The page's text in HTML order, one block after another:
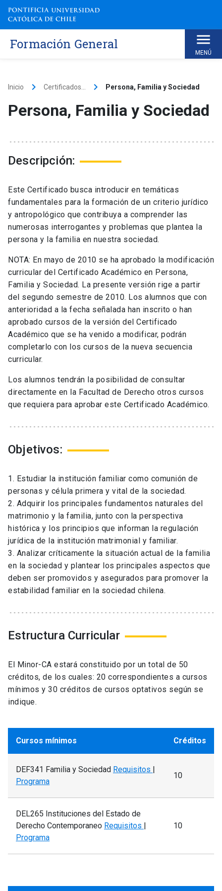
Skip
content
Formación General
MENÚ
Inicio keyboard_arrow_right Certificados... keyboard_arrow_right Persona, Familia y Sociedad
Persona, Familia y Sociedad
Descripción:
Este Certificado busca introducir en temáticas
fundamentales para la formación de un criterio jurídico
y antropológico que contribuya a comprender las
numerosas interrogantes y problemas que plantea la
persona y la familia en nuestra sociedad.
NOTA: En mayo de 2010 se ha aprobado la modificación
curricular del Certificado Académico en Persona,
Familia y Sociedad. La presente versión rige a partir
del segundo semestre de 2010. Los alumnos que con
anterioridad a la fecha señalada han inscrito o han
aprobado cursos de la versión del Certificado
Académico que se ha venido a modificar, podrán
completarlo con los cursos de la nueva secuencia
curricular.
Los alumnos tendrán la posibilidad de consultar
directamente en la Facultad de Derecho otros cursos
que requiera para aprobar este Certificado Académico.
Objetivos:
1. Estudiar la institución familiar como comunión de
personas y célula primera y vital de la sociedad.
2. Adquirir los principales fundamentos naturales del
matrimonio y la familia, junto con la perspectiva
histórica y los principios que informan la regulación
jurídica de la institución matrimonial y familiar.
3. Analizar críticamente la situación actual de la familia
en la sociedad y plantear los principales aspectos que
deben ser promovidos y asegurados para promover la
estabilidad familiar en la sociedad chilena.
Estructura Curricular
El Minor-CA estará constituido por un total de 50
créditos, de los cuales: 20 correspondientes a cursos
mínimos y 30 créditos de cursos optativos según se
indique.
Cursos mínimos Créditos
DEF341 Familia y Sociedad Requisitos |
Programa
10
DEL265 Instituciones del Estado de
Derecho Contemporaneo Requisitos |
Programa
10